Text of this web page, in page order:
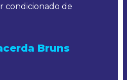
condicionado de
Bruns